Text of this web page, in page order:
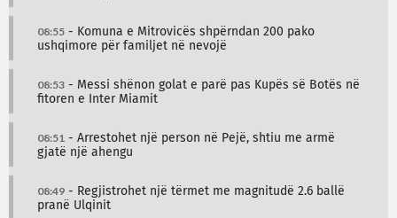
08:55 - Komuna e Mitrovicës shpërndan 200 pako
ushqimore për familjet në nevojë
08:53 - Messi shënon golat e parë pas Kupës së Botës në
fitoren e Inter Miamit
08:51 - Arrestohet një person në Pejë, shtiu me armë
gjatë një ahengu
08:49 - Regjistrohet një tërmet me magnitudë 2.6 ballë
pranë Ulqinit